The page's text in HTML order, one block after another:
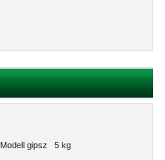
Modell gipsz 5 kg